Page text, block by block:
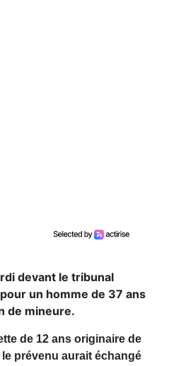
devant le tribunal
un homme de 37 ans
de mineure.
de 12 ans originaire de
prévenu aurait échangé